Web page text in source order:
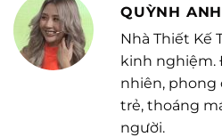
QUỲNH
Nhà Thiết Kế
kinh nghiệm.
nhiên, phong
trẻ, thoáng
người.